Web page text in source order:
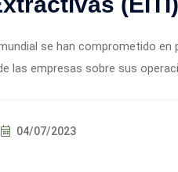
se han comprometido
las empresas sobre sus
04/07/2023